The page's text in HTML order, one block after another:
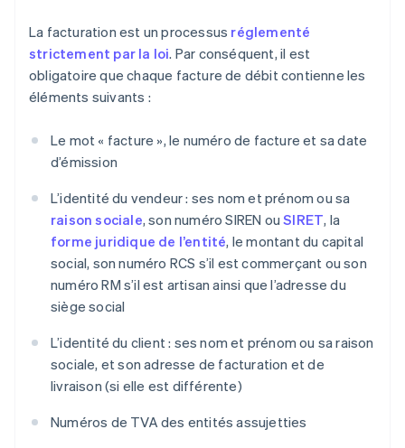
La facturation est un processus réglementé
strictement par la loi. Par conséquent, il est
obligatoire que chaque facture de débit contienne les
éléments suivants :
Le mot « facture », le numéro de facture et sa date
d’émission
L’identité du vendeur : ses nom et prénom ou sa
raison sociale, son numéro SIREN ouSIRET, la
forme juridique de l’entité, le montant du capital
social, son numéro RCS s’il est commerçant ou son
numéro RM s’il est artisan ainsi que l’adresse du
siège social
L’identité du client : ses nom et prénom ou sa raison
sociale, et son adresse de facturation et de
livraison (si elle est différente)
Numéros de TVA des entités assujetties